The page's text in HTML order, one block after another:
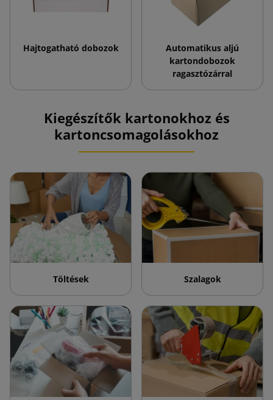
Hajtogatható dobozok
Automatikus aljú
kartondobozok
ragasztózárral
Kiegészítők kartonokhoz és
kartoncsomagolásokhoz
Töltések Szalagok